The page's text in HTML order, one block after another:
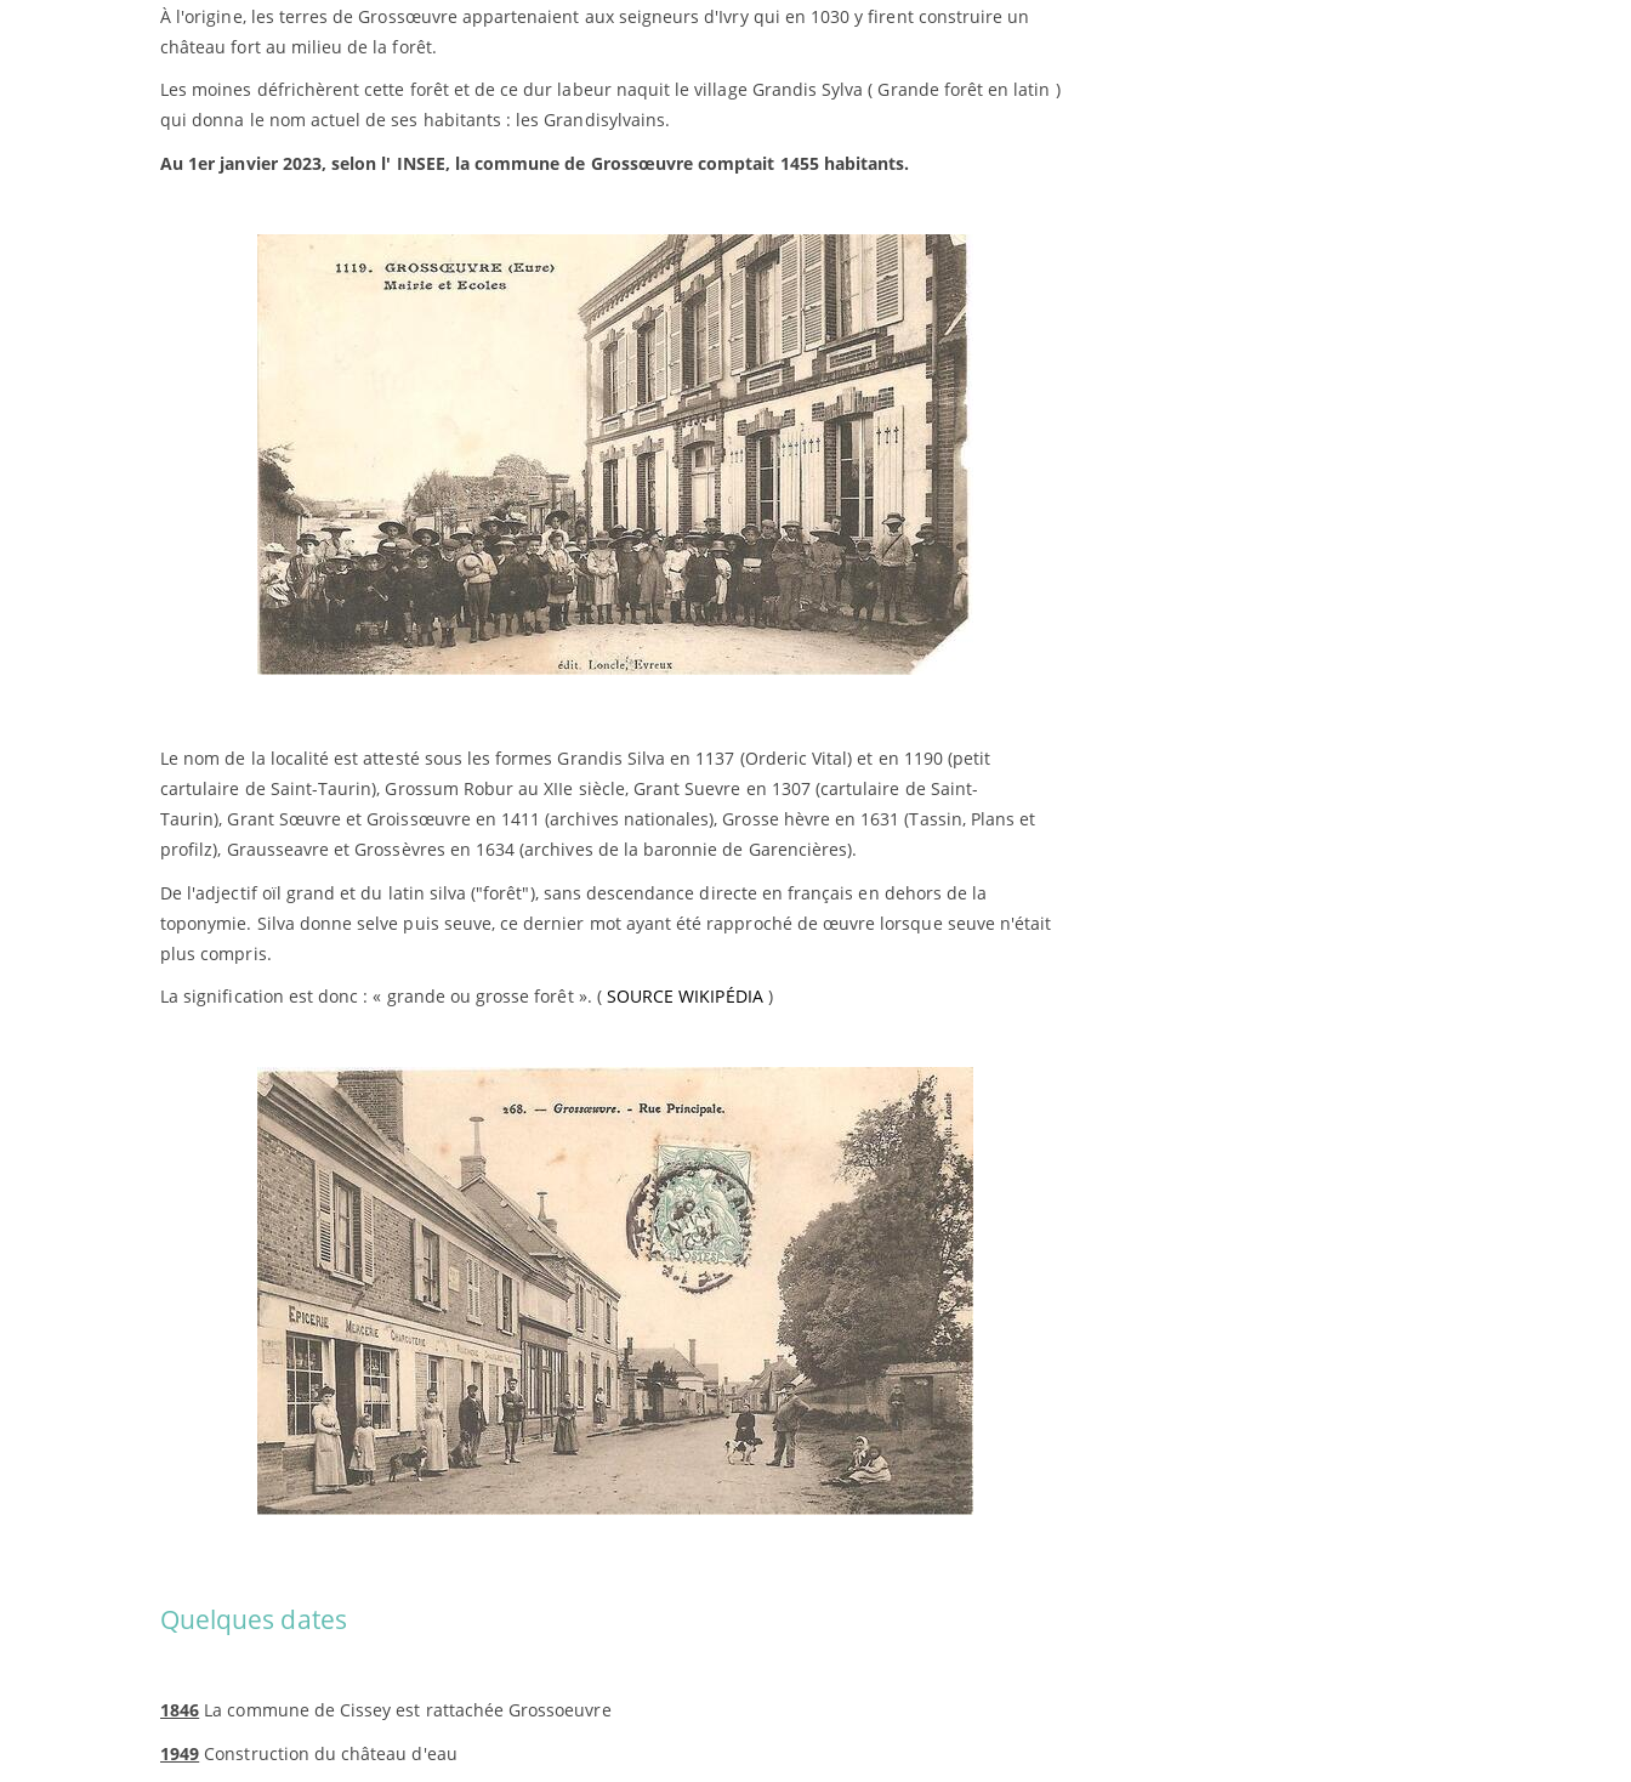
À l'origine, les terres de Grossœuvre appartenaient aux seigneurs d'Ivry qui en 1030 y firent construire un
château fort au milieu de la forêt.
Les moines défrichèrent cette forêt et de ce dur labeur naquit le village Grandis Sylva ( Grande forêt en latin )
qui donna le nom actuel de ses habitants : les Grandisylvains.
Au 1er janvier 2023, selon l' INSEE, la commune de Grossœuvre comptait 1455 habitants.
Le nom de la localité est attesté sous les formes Grandis Silva en 1137 (Orderic Vital) et en 1190 (petit
cartulaire de Saint-Taurin), Grossum Robur au XIIe siècle, Grant Suevre en 1307 (cartulaire de Saint-
Taurin), Grant Sœuvre et Groissœuvre en 1411 (archives nationales), Grosse hèvre en 1631 (Tassin, Plans et
profilz), Grausseavre et Grossèvres en 1634 (archives de la baronnie de Garencières).
De l'adjectif oïl grand et du latin silva ("forêt"), sans descendance directe en français en dehors de la
toponymie. Silva donne selve puis seuve, ce dernier mot ayant été rapproché de œuvre lorsque seuve n'était
plus compris.
La signification est donc : « grande ou grosse forêt ». ( SOURCE WIKIPÉDIA )
Quelques dates
1846 La commune de Cissey est rattachée Grossoeuvre
1949 Construction du château d'eau